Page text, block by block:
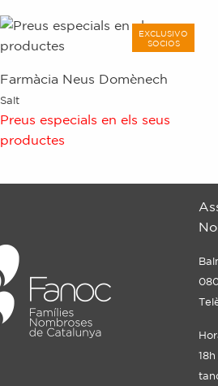
EXCLUSIVO
SOCIOS
Farmàcia Neus Domènech
Salt
Preus especials en els seus
productes